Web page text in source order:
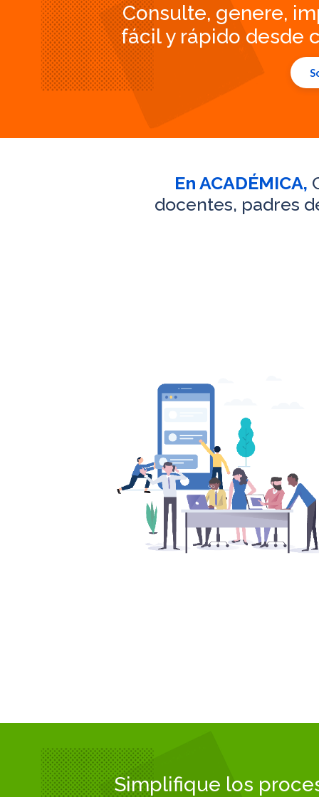
Consulte, genere,
fácil y rápido desde
En ACADÉMICA,
docentes, padres
Simplifique los